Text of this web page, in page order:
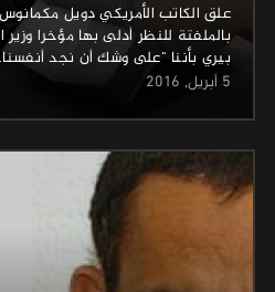
علق الكاتب الأمريكي دويل
بالملفتة للنظر أدلى بها مؤخرا
بيري بأننا "على وشك أن نجد
5 أبريل, 2016